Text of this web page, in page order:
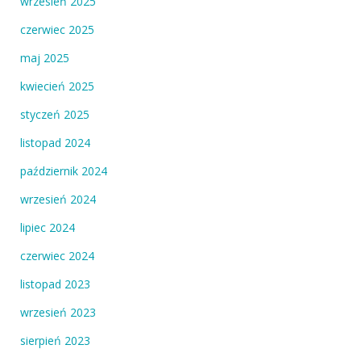
czerwiec 2025
maj 2025
kwiecień 2025
styczeń 2025
listopad 2024
październik 2024
wrzesień 2024
lipiec 2024
czerwiec 2024
listopad 2023
wrzesień 2023
sierpień 2023